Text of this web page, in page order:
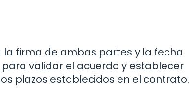
firma de ambas partes y la fecha
validar el acuerdo y establecer
plazos establecidos en el contrato.